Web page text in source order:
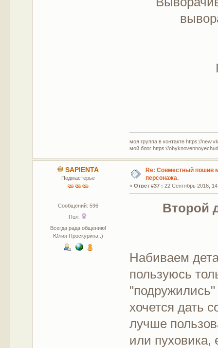
моя группа в контакте https://
мой блог https://
SAPIENTA
Подмастерье
Сообщений: 596
Пол:
Всегда рада общению!
Юлия Проскурина :)
Re: Совместный пошив
персонажа.
«Ответ #37 : 22 Сентябрь 2016,
Второй
Набиваем
пользуюсь
хочется дать
лучше
или пуховика,